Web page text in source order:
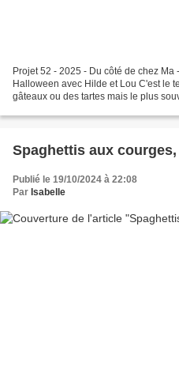
Projet 52 - 2025 - Du côté de chez
Halloween avec Hilde et Lou C'est le
gâteaux ou des tartes mais le plus
Spaghettis aux
Publié le 19/10/2024 à 22:08
Par Isabelle